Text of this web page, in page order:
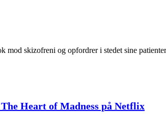
mod skizofreni og opfordrer i stedet sine
The Heart of Madness på Netflix